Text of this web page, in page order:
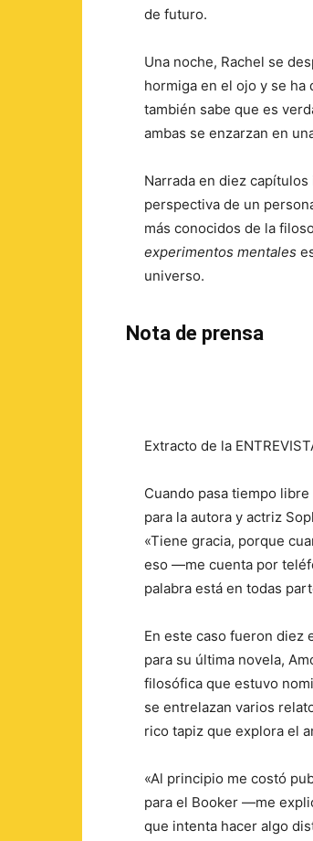
de futuro.
Una noche, Rachel se
hormiga en el ojo y se
también sabe que es
ambas se enzarzan en
Narrada en diez
perspectiva de un
más conocidos de la
experimentos mentales
universo.
Nota de prensa
Extracto de la
Cuando pasa tiempo
para la autora y actriz
«Tiene gracia, porque
eso —me cuenta por
palabra está en todas
En este caso fueron diez
para su última novela,
filosófica que estuvo
se entrelazan varios
rico tapiz que explora el
«Al principio me costó
para el Booker —me
que intenta hacer algo